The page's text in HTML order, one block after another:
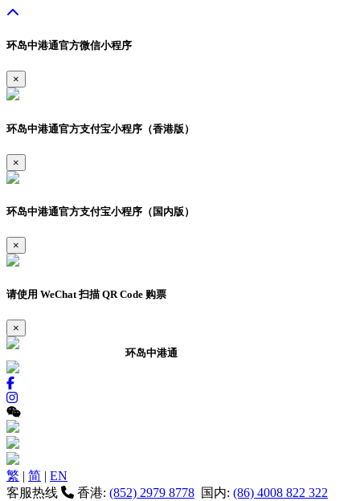
环岛中港通官方微信小程序
×
环岛中港通官方支付宝小程序（香港版）
×
环岛中港通官方支付宝小程序（国内版）
×
请使用 WeChat 扫描 QR Code 购票
×
环岛中港通
繁 | 简 | EN
客服热线
香港: (852) 2979 8778 国内: (86) 4008 822 322